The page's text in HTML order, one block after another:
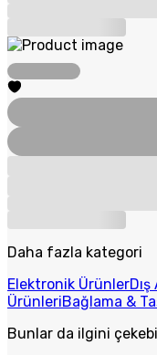
Daha fazla kategori
Elektronik Ürünler
ÜrünleriBağlama &
Bunlar da ilgini